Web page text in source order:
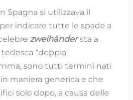
Spagna si utilizzava il
per indicare tutte le spade a
zweihändersta a
“doppia
sono tutti termini nati
maniera generica e che
solo dopo, a causa delle